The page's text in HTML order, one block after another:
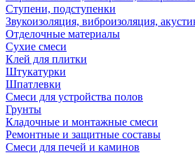
Ступени, подступенки
Звукоизоляция, виброизоляция,
Отделочные материалы
Сухие смеси
Клей для плитки
Штукатурки
Шпатлевки
Смеси для устройства полов
Грунты
Кладочные и монтажные смеси
Ремонтные и защитные составы
Смеси для печей и каминов